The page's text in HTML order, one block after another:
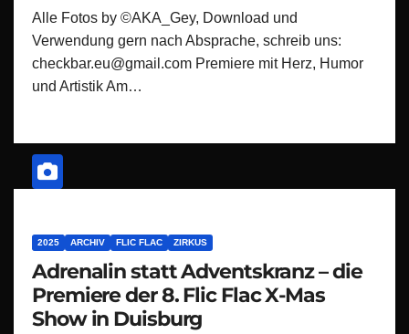
Alle Fotos by ©AKA_Gey, Download und
Verwendung gern nach Absprache, schreib uns:
checkbar.eu@gmail.com Premiere mit Herz, Humor
und Artistik Am…
2025 ARCHIV FLIC FLAC ZIRKUS
Adrenalin statt Adventskranz – die
Premiere der 8. Flic Flac X-Mas
Show in Duisburg